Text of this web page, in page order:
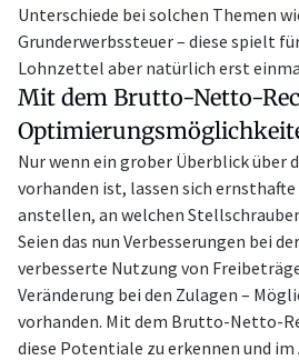
Unterschiede bei solchen Themen
Grunderwerbssteuer – diese spielt
Lohnzettel aber natürlich erst
Mit dem Brutto-Netto-
Nur wenn ein grober Überblick über
vorhanden ist, lassen sich
anstellen, an welchen
Seien das nun Verbesserungen bei
verbesserte Nutzung von
Veränderung bei den Zulagen –
vorhanden. Mit dem Brutto-Netto-
diese Potentiale zu erkennen und